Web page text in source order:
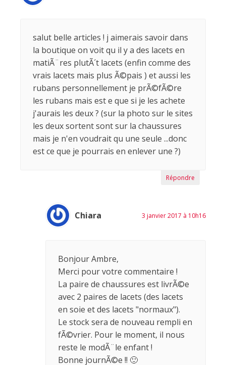
salut belle articles ! j aimerais savoir dans
la boutique on voit qu il y a des lacets en
matiÃ¨res plutÃ´t lacets (enfin comme des
vrais lacets mais plus Ã©pais ) et aussi les
rubans personnellement je prÃ©fÃ©re
les rubans mais est e que si je les achete
j'aurais les deux ? (sur la photo sur le sites
les deux sortent sont sur la chaussures
mais je n'en voudrait qu une seule ...donc
est ce que je pourrais en enlever une ?)
Répondre
Chiara 3 janvier 2017 à 10h16
Bonjour Ambre,
Merci pour votre commentaire !
La paire de chaussures est livrÃ©e
avec 2 paires de lacets (des lacets
en soie et des lacets "normaux").
Le stock sera de nouveau rempli en
fÃ©vrier. Pour le moment, il nous
reste le modÃ¨le enfant !
Bonne journÃ©e !! 🙂